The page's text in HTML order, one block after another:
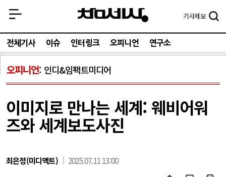
기사제보
전체기사 이슈 인터링크 오피니언 연구소
오피니언 인디&임팩트미디어
이미지로 만나는 세계: 웨비어워
즈와 세계보도사진
최은정(미디액트) 2025.07.11 13:00